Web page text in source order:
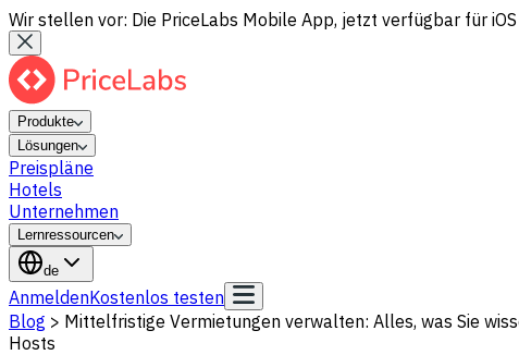
Wir stellen vor: Die PriceLabs Mobile App, jetzt verfügbar für iOS
Produkte
Lösungen
Preispläne
Hotels
Unternehmen
Lernressourcen
de
AnmeldenKostenlos testen
Blog > Mittelfristige Vermietungen verwalten: Alles, was Sie
Hosts